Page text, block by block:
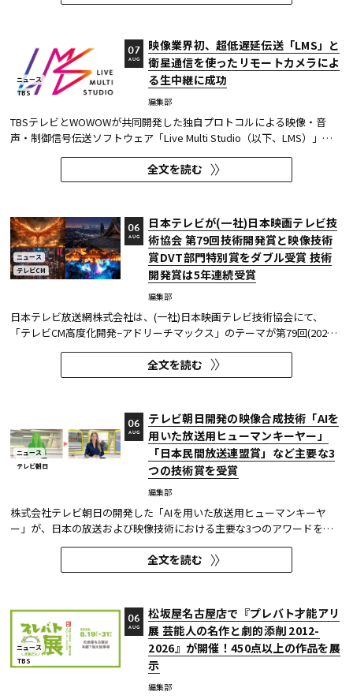
知があり、過去1年以内の接触経験は10～20％台。一方、通報経...
ニュース
TBS
映像業界初、超低遅延伝送「LMS」と
衛星通信を使ったリモートカメラによ
る生中継に成功
編集部
07
AUG
TBSテレビとWOWOWが共同開発した独自プロトコルによる映像・音
声・制御信号伝送ソフトウェア「Live Multi Studio（以下、LMS）」
が、JCOM株式会社（以下、J:COM）の生中継の特別番組に採用され
た。2026年6月16日にJ:COMが放送した『北海道神宮例祭 神輿渡御』に
おいて、J:COMチャンネル（※1）、地域情報アプリ「ど・ろーかる」
全文を読む
ニュース
テレビCM
日本テレビが(一社)日本映画テレビ技
術協会 第79回技術開発賞と映像技術
賞DVT部門特別賞をダブル受賞 技術
開発賞は5年連続受賞
編集部
06
AUG
日本テレビ放送網株式会社は、(一社)日本映画テレビ技術協会にて、
「テレビCM高度化開発−アドリーチマックス」のテーマが第79回(2025
年度)技術開発賞を、「TOKYO巫女忍者」が映像技術賞 DVT(デジタルビ
ジュアル技術)部門 特別賞を受賞したことを発表した。技術開発賞部門
では、昨年に続き5年連続の受賞となる。 この賞は毎年、放送に関連
全文を読む
ニュース
テレビ朝日
テレビ朝日開発の映像合成技術「AIを
用いた放送用ヒューマンキーヤー」
「日本民間放送連盟賞」など主要な3
つの技術賞を受賞
編集部
06
AUG
株式会社テレビ朝日の開発した「AIを用いた放送用ヒューマンキーヤ
ー」が、日本の放送および映像技術における主要な3つのアワードを受
賞した。 本開発は、人物像認識AIと最新のXR技術を組み合わせたシステ
ムであり、その革新性と実用性が業界内で高い評価を獲得している。
【受賞アワード一覧】 ●2025年 日本民間放送連盟賞 技術部門優...
全文を読む
ニュース
TBS
松坂屋名古屋店で『プレバト才能アリ
展 芸能人の名作と劇的添削 2012-
2026』が開催！450点以上の作品を展
示
編集部
06
AUG